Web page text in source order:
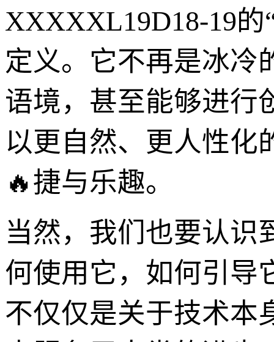
XXXXXL19D18-19的
定义。它不再是冰冷
语境，甚至能够进行
以更自然、更人性化
🔥捷与乐趣。
当然，我们也要认识
何使用它，如何引导
不仅仅是关于技术本